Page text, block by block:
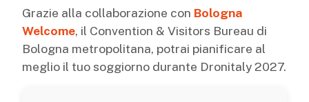
Grazie alla collaborazione con Bologna
Welcome, il Convention & Visitors Bureau di
Bologna metropolitana, potrai pianificare al
meglio il tuo soggiorno durante Dronitaly 2027.